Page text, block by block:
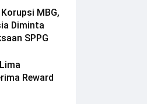
MBG,
Diminta
SPPG
Reward